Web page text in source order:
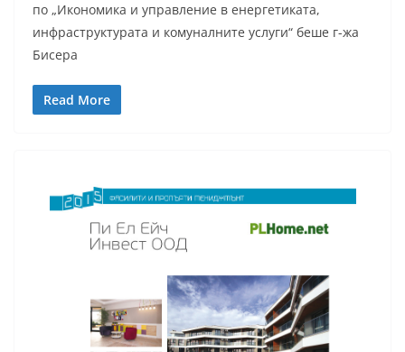
по „Икономика и управление в енергетиката,
инфраструктурата и комуналните услуги“ беше г-жа
Бисера
Read More